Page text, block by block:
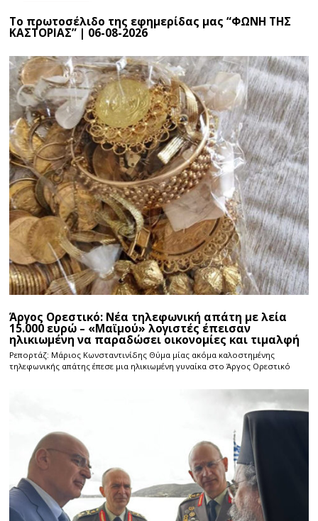
Το πρωτοσέλιδο της εφημερίδας μας “ΦΩΝΗ ΤΗΣ
ΚΑΣΤΟΡΙΑΣ” | 06-08-2026
Άργος Ορεστικό: Νέα τηλεφωνική απάτη με λεία
15.000 ευρώ – «Μαϊμού» λογιστές έπεισαν
ηλικιωμένη να παραδώσει οικονομίες και τιμαλφή
Ρεπορτάζ: Μάριος Κωνσταντινίδης Θύμα μίας ακόμα καλοστημένης
τηλεφωνικής απάτης έπεσε μια ηλικιωμένη γυναίκα στο Άργος Ορεστικό